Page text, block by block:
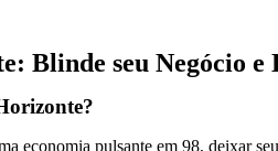
Blinde seu Negócio
economia pulsante em 98, deixar